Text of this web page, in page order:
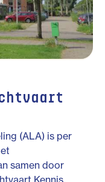
(ALA) is per
samen door